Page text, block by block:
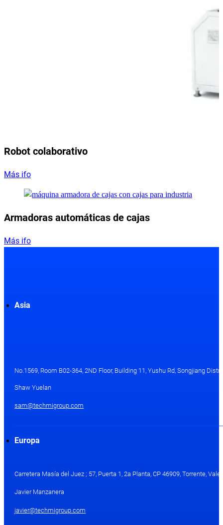
Robot colaborativo
Más ifo
Armadoras automáticas de cajas
Más ifo
Asia
No.1569, Room B02-364, 2ND Floor, Building 11, Yushu Rd, Songjiang
Shaw Yuelan
sam@techmigroup.com
Europa
Carretera Masía del Juez ; 57, Puerta 1, 2a Planta, CP 46909, Torrente,
Javier Manzanera
javier@techmigroup.com